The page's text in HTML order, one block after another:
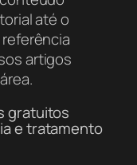
até o
artigos
gratuitos
e tratamento